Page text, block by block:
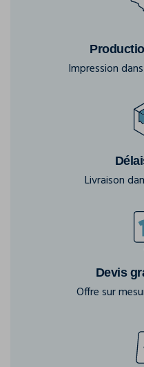
Impression
Livraison
Devis
Offre sur